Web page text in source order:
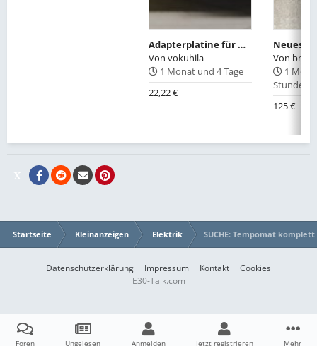
Adapterplatine für Umbau Si-Platine von Akku`s auf Lithiumzellen
Von vokuhila
1 Monat und 4 Tage
22,22 €
Von
1
Stunde
125 €
Startseite Kleinanzeigen Elektrik SUCHE: Tempomat komplett
Datenschutzerklärung Impressum Kontakt
Cookies
E30-Talk.com
Foren Ungelesen Anmelden Jetzt registrieren Mehr